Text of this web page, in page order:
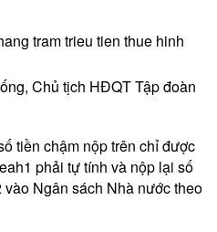
Chủ tịch HĐQT Tập đoàn
tiền chậm nộp trên chỉ được
phải tự tính và nộp lại số
Ngân sách Nhà nước theo